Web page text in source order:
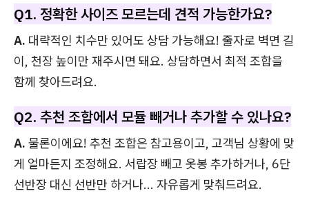
Q1. 정확한 사이즈 모르는데 견적 가능한가요?
A. 대략적인 치수만 있어도 상담 가능해요! 줄자로 벽면 길
이, 천장 높이만 재주시면 돼요. 상담하면서 최적 조합을
함께 찾아드려요.
Q2. 추천 조합에서 모듈 빼거나 추가할 수 있나요?
A. 물론이에요! 추천 조합은 참고용이고, 고객님 상황에 맞
게 얼마든지 조정해요. 서랍장 빼고 옷봉 추가하거나, 6단
선반장 대신 선반만 하거나... 자유롭게 맞춰드려요.